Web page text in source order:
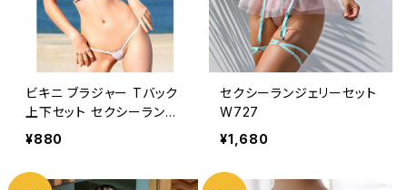
ビキニ ブラジャー Tバック
上下セット セクシーランジ
ェリー TE5818
¥880
セクシーランジェリーセット
W727
¥1,680